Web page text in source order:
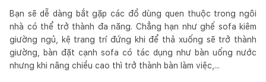
Bạn sẽ dễ dàng bắt gặp các đồ dùng quen thuộc trong ngôi
nhà có thể trở thành đa năng. Chẳng hạn như ghế sofa kiêm
giường ngủ, kệ trang trí đứng khi để thả xuống sẽ trở thành
giường, bàn đặt cạnh sofa có tác dụng như bàn uống nước
nhưng khi nâng chiều cao thì trở thành bàn làm việc,...